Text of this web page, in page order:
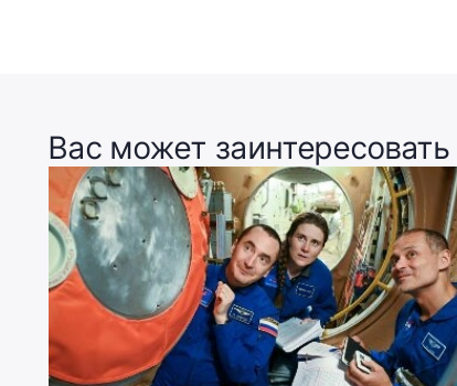
Вас может заинтересовать